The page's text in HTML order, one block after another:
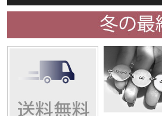
すべてコレクションを見る
ネームネックレス
プチネームネックレス
リング
愛のブレスレット
愛を表すコレクション
イニシャルジュエリー
誕生石コレクション
バーネックレスコレクション
ディスクとサークルのコレクション
ネームプレビュー
マザーズ
メンズ
ギフトコレクション